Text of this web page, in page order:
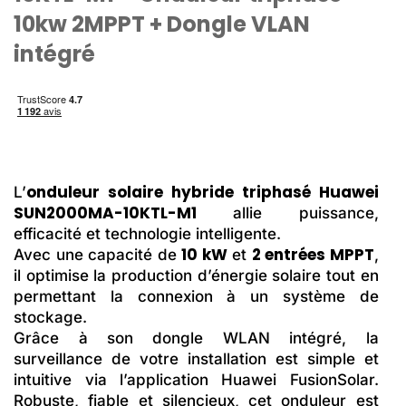
10kw 2MPPT + Dongle VLAN
intégré
L’onduleur solaire hybride triphasé Huawei
SUN2000MA-10KTL-M1 allie puissance,
efficacité et technologie intelligente.
Avec une capacité de 10 kW et2 entrées
MPPT, il optimise la production d’énergie
solaire tout en permettant la connexion à un
système de stockage.
Grâce à son dongle WLAN intégré, la
surveillance de votre installation est simple et
intuitive via l’application Huawei FusionSolar.
Robuste, fiable et silencieux, cet onduleur est